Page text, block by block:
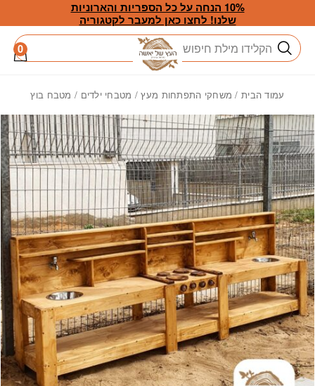
Skip to Content
10% הנחה על כל הספריות והארוניות
שלנו! לחצו כאן למעבר לקטגוריה
חיפוש 0
עמוד הבית/ משחקי התפתחות מעץ/ מטבחי ילדים / מטבח בוץ